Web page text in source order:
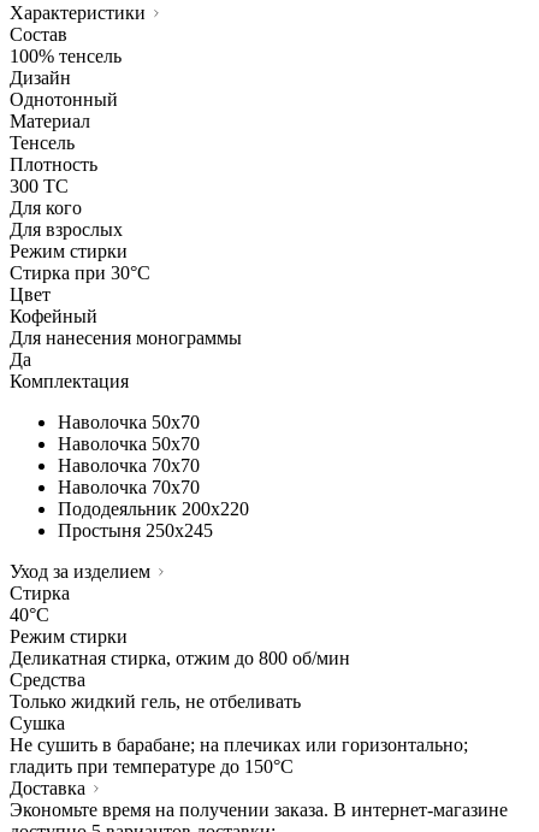
Характеристики
Состав
100% тенсель
Дизайн
Однотонный
Материал
Тенсель
Плотность
300 ТС
Для кого
Для взрослых
Режим стирки
Стирка при 30°С
Цвет
Кофейный
Для нанесения монограммы
Да
Комплектация
Наволочка 50х70
Наволочка 50х70
Наволочка 70х70
Наволочка 70х70
Пододеяльник 200х220
Простыня 250х245
Уход за изделием
Стирка
40°C
Режим стирки
Деликатная стирка, отжим до 800 об/мин
Средства
Только жидкий гель, не отбеливать
Сушка
Не сушить в барабане; на плечиках или горизонтально;
гладить при температуре до 150°C
Доставка
Экономьте время на получении заказа. В интернет-магазине